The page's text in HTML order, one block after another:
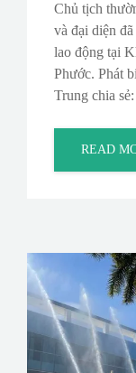
Chủ tịch
và đại diện
lao động tại
Phước. Phát
Trung chia
READ